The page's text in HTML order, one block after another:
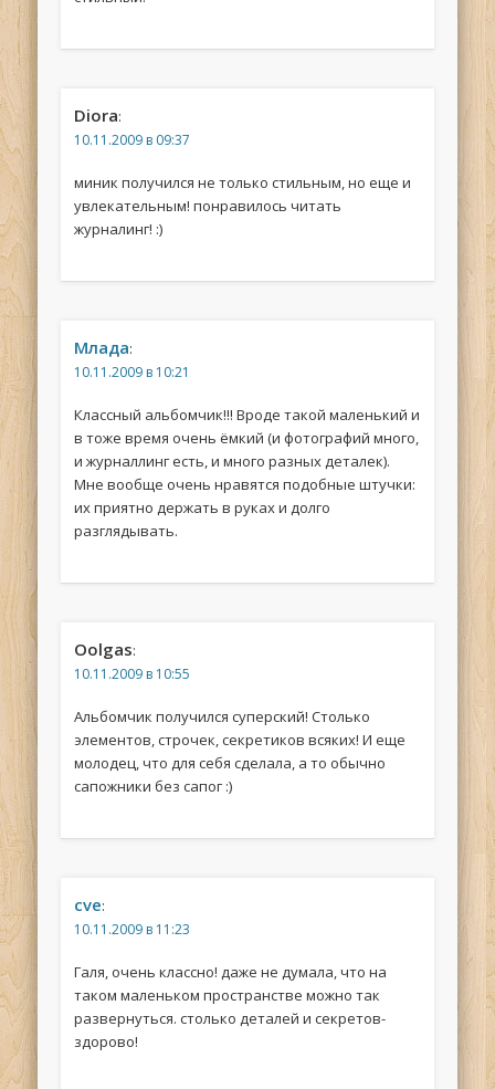
Diora:
10.11.2009 в 09:37
миник получился не только стильным, но еще и
увлекательным! понравилось читать
журналинг! :)
Млада:
10.11.2009 в 10:21
Классный альбомчик!!! Вроде такой маленький и
в тоже время очень ёмкий (и фотографий много,
и журналлинг есть, и много разных деталек).
Мне вообще очень нравятся подобные штучки:
их приятно держать в руках и долго
разглядывать.
Oolgas:
10.11.2009 в 10:55
Альбомчик получился суперский! Столько
элементов, строчек, секретиков всяких! И еще
молодец, что для себя сделала, а то обычно
сапожники без сапог :)
cve:
10.11.2009 в 11:23
Галя, очень классно! даже не думала, что на
таком маленьком пространстве можно так
развернуться. столько деталей и секретов-
здорово!